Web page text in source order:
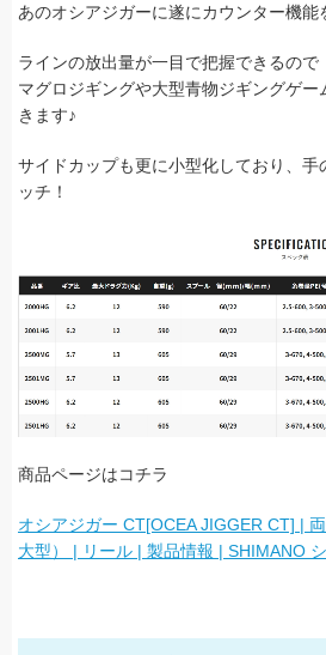
あのオシアジガーに遂にカウンター機能
ラインの放出量が一目で把握できるので
マグロジギングや大型青物ジギングゲ
きます♪
サイドカップも更に小型化しており、手
ッチ！
商品ページはコチラ
オシアジガー CT[OCEA JIGGER CT] |
大型） | リール | 製品情報 | SHIMANO